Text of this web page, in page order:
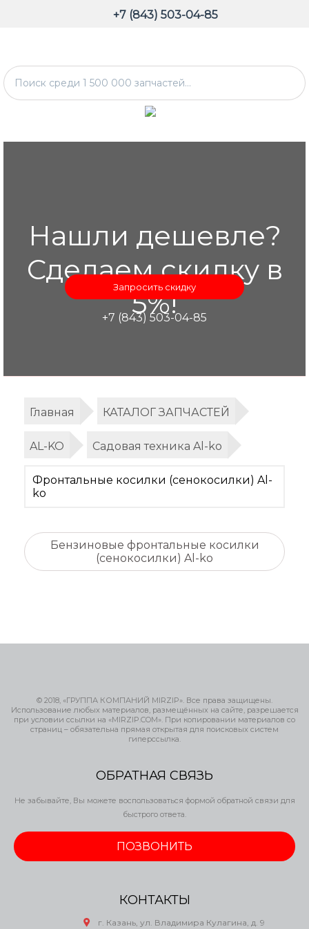
+7 (843) 503-04-85
Нашли дешевле?
Сделаем скидку в
5%!
Запросить скидку
+7 (843) 503-04-85
Главная КАТАЛОГ ЗАПЧАСТЕЙ
AL-KO Садовая техника Al-ko
Фронтальные косилки (сенокосилки) Al-
ko
Бензиновые фронтальные косилки
(сенокосилки) Al-ko
© 2018, «ГРУППА КОМПАНИЙ MIRZIP». Все права защищены.
Использование любых материалов, размещённых на сайте, разрешается
при условии ссылки на «MIRZIP.COM». При копировании материалов со
страниц – обязательна прямая открытая для поисковых систем
гиперссылка.
ОБРАТНАЯ СВЯЗЬ
Не забывайте, Вы можете воспользоваться формой обратной связи для
быстрого ответа.
ПОЗВОНИТЬ
КОНТАКТЫ
г. Казань, ул. Владимира Кулагина, д. 9